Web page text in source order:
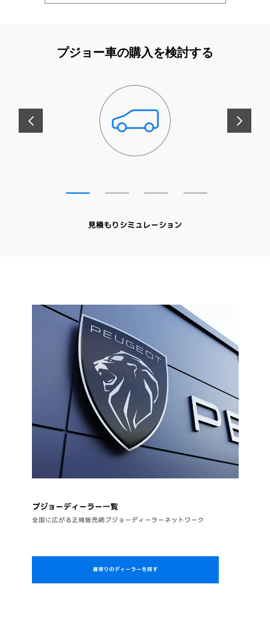
プジョー車の購入を検討する
前へ 次へ
見積もりシミュレーション
プジョーディーラー一覧
全国に広がる正規販売網プジョーディーラーネットワーク
最寄りのディーラーを探す